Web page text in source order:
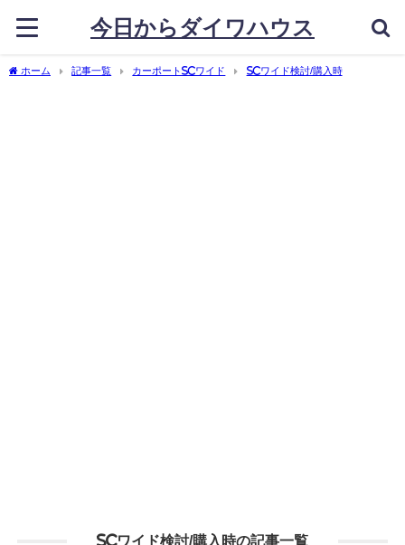
今日からダイワハウス
ホーム 記事一覧 カーポートSCワイド SCワイド検討/購入時
SCワイド検討/購入時の記事一覧